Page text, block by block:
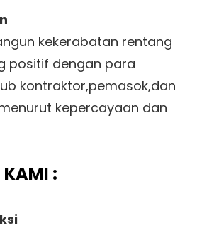
kekerabatan rentang
positif dengan para
kontraktor,pemasok,dan
kepercayaan dan
: